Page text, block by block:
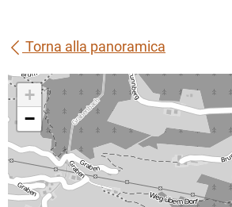
Torna alla panoramica
+
−